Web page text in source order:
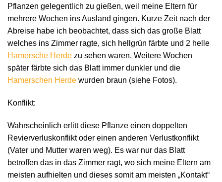
Pflanzen gelegentlich zu gießen, weil meine Eltern für
mehrere Wochen ins Ausland gingen. Kurze Zeit nach der
Abreise habe ich beobachtet, dass sich das große Blatt
welches ins Zimmer ragte, sich hellgrün färbte und 2 helle
Hamersche Herde zu sehen waren. Weitere Wochen
später färbte sich das Blatt immer dunkler und die
Hamerschen Herde wurden braun (siehe Fotos).
Konflikt:
Wahrscheinlich erlitt diese Pflanze einen doppelten
Revierverluskonflikt oder einen anderen Verlustkonflikt
(Vater und Mutter waren weg). Es war nur das Blatt
betroffen das in das Zimmer ragt, wo sich meine Eltern am
meisten aufhielten und dieses somit am meisten „Kontakt“